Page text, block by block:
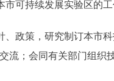
可持续发展实验区的工
策，研究制订本市科
流；会同有关部门组织